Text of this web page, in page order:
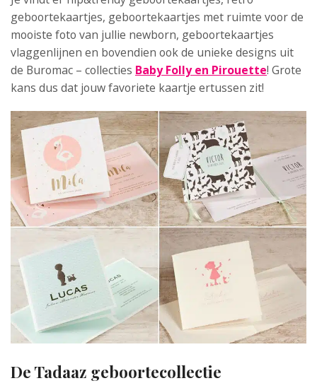
geboortekaartjes, geboortekaartjes met ruimte voor de
mooiste foto van jullie newborn, geboortekaartjes
vlaggenlijnen en bovendien ook de unieke designs uit
de Buromac – collecties Baby Folly en Pirouette! Grote
kans dus dat jouw favoriete kaartje ertussen zit!
De Tadaaz geboortecollectie